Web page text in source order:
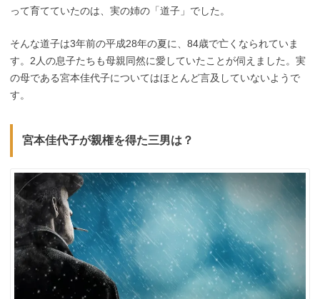
って育てていたのは、実の姉の「道子」でした。
そんな道子は3年前の平成28年の夏に、84歳で亡くなられていま
す。2人の息子たちも母親同然に愛していたことが伺えました。実
の母である宮本佳代子についてはほとんど言及していないようで
す。
宮本佳代子が親権を得た三男は？